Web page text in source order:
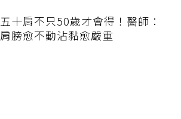
五十肩不只50歲才會得！醫師：
肩膀愈不動沾黏愈嚴重